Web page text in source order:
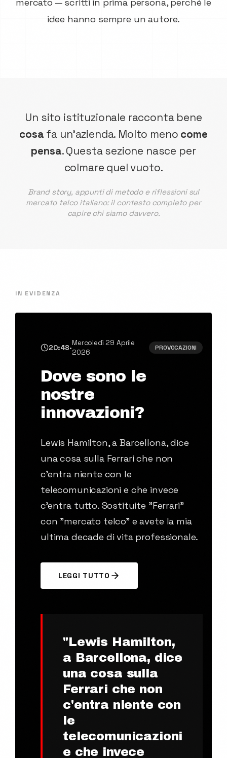
idee hanno sempre un autore.
Un sito istituzionale racconta bene
cosa fa un'azienda. Molto meno come
pensa. Questa sezione nasce per
colmare quel vuoto.
Brand story, appunti di metodo e riflessioni sul
mercato telco italiano: il contesto completo per
capire chi siamo davvero.
IN EVIDENZA
20:48•
Mercoledì 29 Aprile
2026
PROVOCAZIONI
Dove sono le
nostre
innovazioni?
Lewis Hamilton, a Barcellona, dice
una cosa sulla Ferrari che non
c'entra niente con le
telecomunicazioni e che invece
c'entra tutto. Sostituite "Ferrari"
con "mercato telco" e avete la mia
ultima decade di vita professionale.
LEGGI TUTTO
"Lewis Hamilton,
a Barcellona, dice
una cosa sulla
Ferrari che non
c'entra niente con
le
telecomunicazioni
e che invece